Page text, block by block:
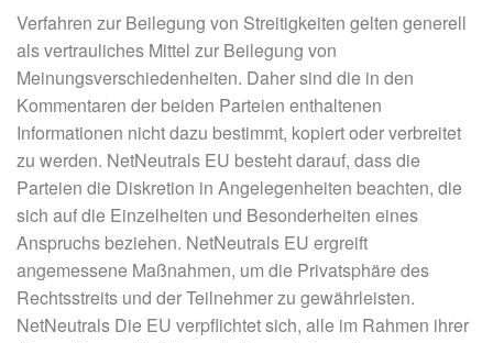
Verfahren zur Beilegung von Streitigkeiten gelten generell
als vertrauliches Mittel zur Beilegung von
Meinungsverschiedenheiten. Daher sind die in den
Kommentaren der beiden Parteien enthaltenen
Informationen nicht dazu bestimmt, kopiert oder verbreitet
zu werden. NetNeutrals EU besteht darauf, dass die
Parteien die Diskretion in Angelegenheiten beachten, die
sich auf die Einzelheiten und Besonderheiten eines
Anspruchs beziehen. NetNeutrals EU ergreift
angemessene Maßnahmen, um die Privatsphäre des
Rechtsstreits und der Teilnehmer zu gewährleisten.
NetNeutrals Die EU verpflichtet sich, alle im Rahmen ihrer